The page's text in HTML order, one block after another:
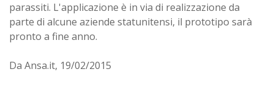
parassiti. L'applicazione è in via di realizzazione da
parte di alcune aziende statunitensi, il prototipo sarà
pronto a fine anno.
Da Ansa.it, 19/02/2015